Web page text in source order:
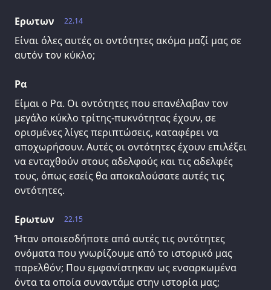
22.14
Ερωτων
Είναι όλες αυτές οι οντότητες ακόμα μαζί μας σε
αυτόν τον κύκλο;
Ρα
Είμαι ο Ρα. Οι οντότητες που επανέλαβαν τον
μεγάλο κύκλο τρίτης-πυκνότητας έχουν, σε
ορισμένες λίγες περιπτώσεις, καταφέρει να
αποχωρήσουν. Αυτές οι οντότητες έχουν επιλέξει
να ενταχθούν στους αδελφούς και τις αδελφές
τους, όπως εσείς θα αποκαλούσατε αυτές τις
οντότητες.
22.15
Ερωτων
Ήταν οποιεσδήποτε από αυτές τις οντότητες
ονόματα που γνωρίζουμε από το ιστορικό μας
παρελθόν; Που εμφανίστηκαν ως ενσαρκωμένα
όντα τα οποία συναντάμε στην ιστορία μας;